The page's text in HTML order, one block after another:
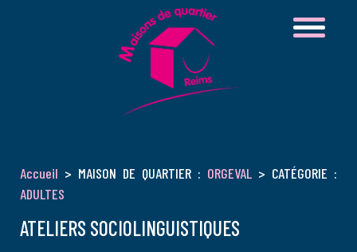
Accueil > MAISON DE QUARTIER : ORGEVAL > CATÉGORIE :
ADULTES
ATELIERS SOCIOLINGUISTIQUES